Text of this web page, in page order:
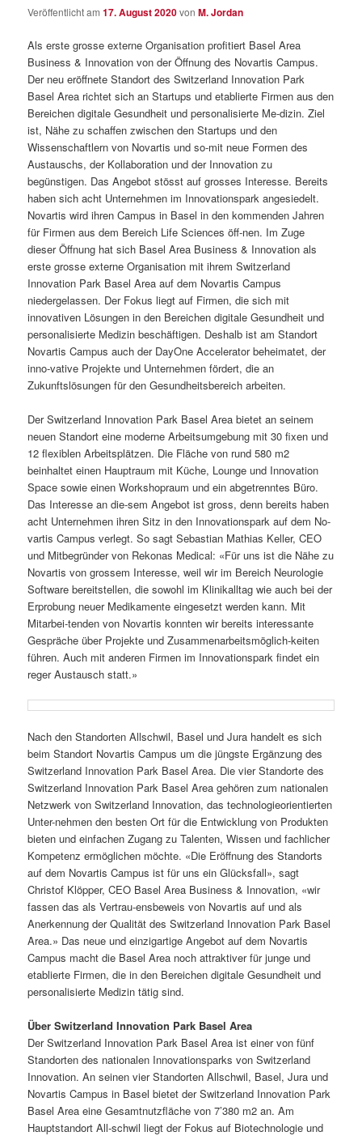
Veröffentlicht am17. August 2020vonM. Jordan
Als erste grosse externe Organisation profitiert Basel Area
Business & Innovation von der Öffnung des Novartis Campus.
Der neu eröffnete Standort des Switzerland Innovation Park
Basel Area richtet sich an Startups und etablierte Firmen aus den
Bereichen digitale Gesundheit und personalisierte Me-dizin. Ziel
ist, Nähe zu schaffen zwischen den Startups und den
Wissenschaftlern von Novartis und so-mit neue Formen des
Austauschs, der Kollaboration und der Innovation zu
begünstigen. Das Angebot stösst auf grosses Interesse. Bereits
haben sich acht Unternehmen im Innovationspark angesiedelt.
Novartis wird ihren Campus in Basel in den kommenden Jahren
für Firmen aus dem Bereich Life Sciences öff-nen. Im Zuge
dieser Öffnung hat sich Basel Area Business & Innovation als
erste grosse externe Organisation mit ihrem Switzerland
Innovation Park Basel Area auf dem Novartis Campus
niedergelassen. Der Fokus liegt auf Firmen, die sich mit
innovativen Lösungen in den Bereichen digitale Gesundheit und
personalisierte Medizin beschäftigen. Deshalb ist am Standort
Novartis Campus auch der DayOne Accelerator beheimatet, der
inno-vative Projekte und Unternehmen fördert, die an
Zukunftslösungen für den Gesundheitsbereich arbeiten.
Der Switzerland Innovation Park Basel Area bietet an seinem
neuen Standort eine moderne Arbeitsumgebung mit 30 fixen und
12 flexiblen Arbeitsplätzen. Die Fläche von rund 580 m2
beinhaltet einen Hauptraum mit Küche, Lounge und Innovation
Space sowie einen Workshopraum und ein abgetrenntes Büro.
Das Interesse an die-sem Angebot ist gross, denn bereits haben
acht Unternehmen ihren Sitz in den Innovationspark auf dem No-
vartis Campus verlegt. So sagt Sebastian Mathias Keller, CEO
und Mitbegründer von Rekonas Medical: «Für uns ist die Nähe zu
Novartis von grossem Interesse, weil wir im Bereich Neurologie
Software bereitstellen, die sowohl im Klinikalltag wie auch bei der
Erprobung neuer Medikamente eingesetzt werden kann. Mit
Mitarbei-tenden von Novartis konnten wir bereits interessante
Gespräche über Projekte und Zusammenarbeitsmöglich-keiten
führen. Auch mit anderen Firmen im Innovationspark findet ein
reger Austausch statt.»
Nach den Standorten Allschwil, Basel und Jura handelt es sich
beim Standort Novartis Campus um die jüngste Ergänzung des
Switzerland Innovation Park Basel Area. Die vier Standorte des
Switzerland Innovation Park Basel Area gehören zum nationalen
Netzwerk von Switzerland Innovation, das technologieorientierten
Unter-nehmen den besten Ort für die Entwicklung von Produkten
bieten und einfachen Zugang zu Talenten, Wissen und fachlicher
Kompetenz ermöglichen möchte. «Die Eröffnung des Standorts
auf dem Novartis Campus ist für uns ein Glücksfall», sagt
Christof Klöpper, CEO Basel Area Business & Innovation, «wir
fassen das als Vertrau-ensbeweis von Novartis auf und als
Anerkennung der Qualität des Switzerland Innovation Park Basel
Area.» Das neue und einzigartige Angebot auf dem Novartis
Campus macht die Basel Area noch attraktiver für junge und
etablierte Firmen, die in den Bereichen digitale Gesundheit und
personalisierte Medizin tätig sind.
Über Switzerland Innovation Park Basel Area
Der Switzerland Innovation Park Basel Area ist einer von fünf
Standorten des nationalen Innovationsparks von Switzerland
Innovation. An seinen vier Standorten Allschwil, Basel, Jura und
Novartis Campus in Basel bietet der Switzerland Innovation Park
Basel Area eine Gesamtnutzfläche von 7’380 m2 an. Am
Hauptstandort All-schwil liegt der Fokus auf Biotechnologie und